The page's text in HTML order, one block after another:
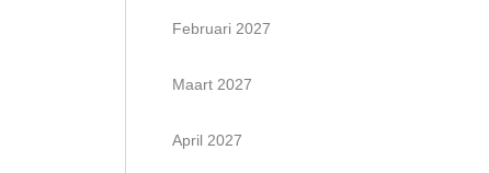
Februari 2027
Maart 2027
April 2027